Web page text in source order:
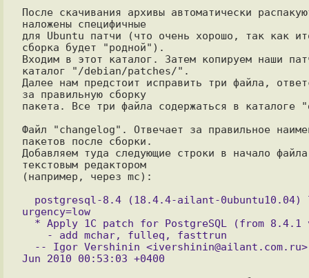
После скачивания архивы автоматически
наложены специфичные
для Ubuntu патчи (что очень хорошо, так как
сборка будет "родной").
Входим в этот каталог. Затем копируем наши
каталог "/debian/patches/".
Далее нам предстоит исправить три файла,
за правильную сборку
пакета. Все три файла содержаться в каталоге
Файл "changelog". Отвечает за правильное
пакетов после сборки.
Добавляем туда следующие строки в начало
текстовым редактором
(например, через mc):
urgency=low